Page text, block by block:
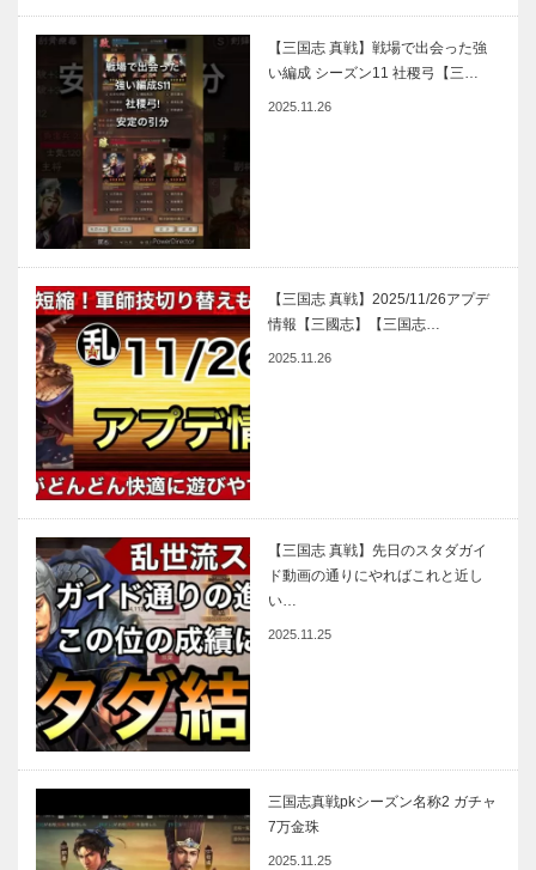
【三国志 真戦】戦場で出会った強
い編成 シーズン11 社稷弓【三…
2025.11.26
【三国志 真戦】2025/11/26アプデ
情報【三國志】【三国志…
2025.11.26
【三国志 真戦】先日のスタダガイ
ド動画の通りにやればこれと近し
い…
2025.11.25
三国志真戦pkシーズン名称2 ガチャ
7万金珠
2025.11.25